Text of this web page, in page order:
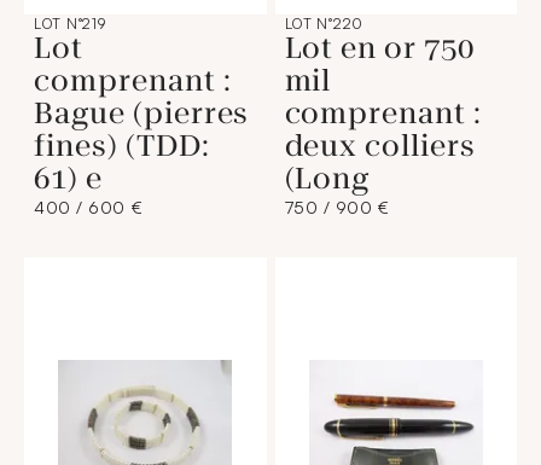
LOT N°219
Lot
comprenant :
Bague (pierres
fines) (TDD:
61) e
400 / 600 €
LOT N°220
Lot en or 750
mil
comprenant :
deux colliers
(Long
750 / 900 €